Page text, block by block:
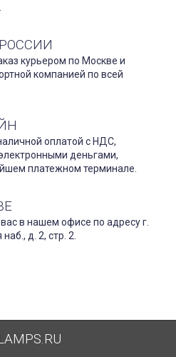
курьером по Москве и
компанией по всей
оплатой с НДС,
деньгами,
платежном терминале.
в нашем офисе по адресу г.
д. 2, стр. 2.